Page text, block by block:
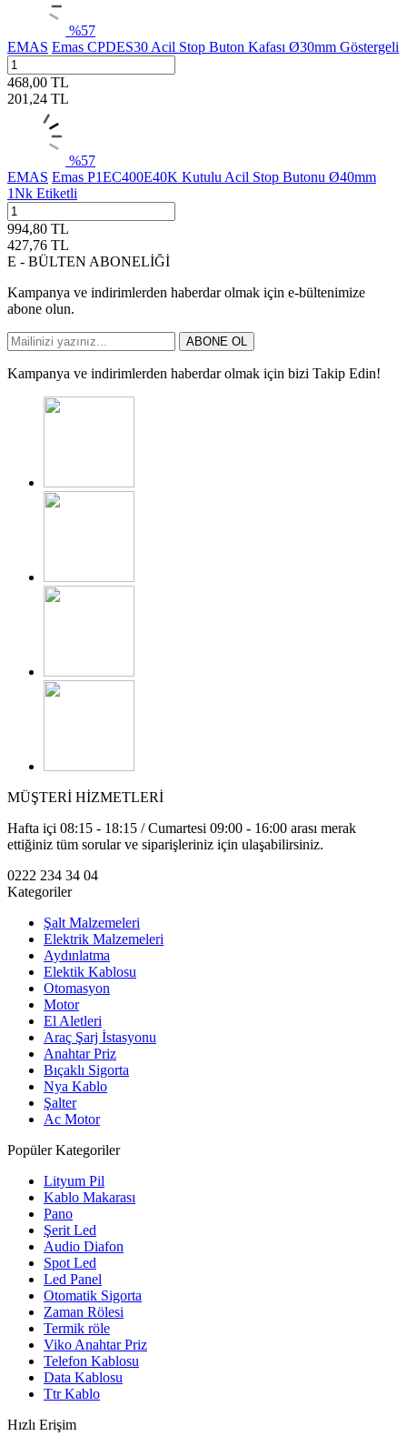
%57
EMAS Emas CPDES30 Acil Stop Buton Kafası Ø30mm Göstergeli
468,00 TL
201,24 TL
%57
EMAS Emas P1EC400E40K Kutulu Acil Stop Butonu Ø40mm
1Nk Etiketli
994,80 TL
427,76 TL
E - BÜLTEN ABONELİĞİ
Kampanya ve indirimlerden haberdar olmak için e-bültenimize
abone olun.
ABONE OL
Kampanya ve indirimlerden haberdar olmak için bizi Takip Edin!
MÜŞTERİ HİZMETLERİ
Hafta içi 08:15 - 18:15 / Cumartesi 09:00 - 16:00 arası merak
ettiğiniz tüm sorular ve siparişleriniz için ulaşabilirsiniz.
0222 234 34 04
Kategoriler
Şalt Malzemeleri
Elektrik Malzemeleri
Aydınlatma
Elektik Kablosu
Otomasyon
Motor
El Aletleri
Araç Şarj İstasyonu
Anahtar Priz
Bıçaklı Sigorta
Nya Kablo
Şalter
Ac Motor
Popüler Kategoriler
Lityum Pil
Kablo Makarası
Pano
Şerit Led
Audio Diafon
Spot Led
Led Panel
Otomatik Sigorta
Zaman Rölesi
Termik röle
Viko Anahtar Priz
Telefon Kablosu
Data Kablosu
Ttr Kablo
Hızlı Erişim